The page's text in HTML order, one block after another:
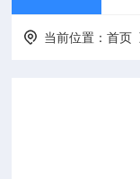
当前位置：首页